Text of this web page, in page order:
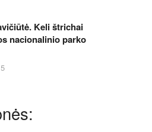
Keli štrichai
nacionalinio parko